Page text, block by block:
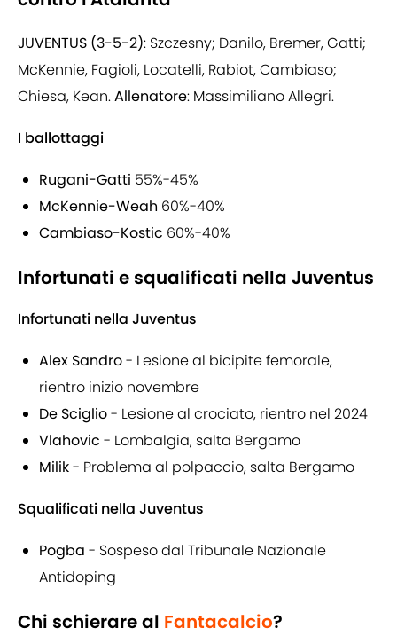
JUVENTUS (3-5-2): Szczesny; Danilo, Bremer, Gatti;
McKennie, Fagioli, Locatelli, Rabiot, Cambiaso;
Chiesa, Kean.Allenatore: Massimiliano Allegri.
I ballottaggi
Rugani-Gatti 55%-45%
McKennie-Weah 60%-40%
Cambiaso-Kostic 60%-40%
Infortunati e squalificati nella Juventus
Infortunati nella Juventus
Alex Sandro- Lesione al bicipite femorale,
rientro inizio novembre
De Sciglio- Lesione al crociato, rientro nel 2024
Vlahovic - Lombalgia, salta Bergamo
Milik- Problema al polpaccio, salta Bergamo
Squalificati nella Juventus
Pogba - Sospeso dal Tribunale Nazionale
Antidoping
Chi schierare al Fantacalcio?